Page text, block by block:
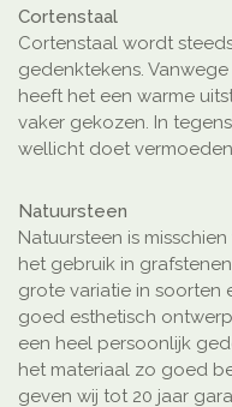
Cortenstaal
Cortenstaal wordt
gedenktekens.
heeft het een warme
vaker gekozen. In
wellicht doet
Natuursteen
Natuursteen is
het gebruik in
grote variatie in soorten
goed esthetisch
een heel persoonlijk
het materiaal zo goed
geven wij tot 20 jaar